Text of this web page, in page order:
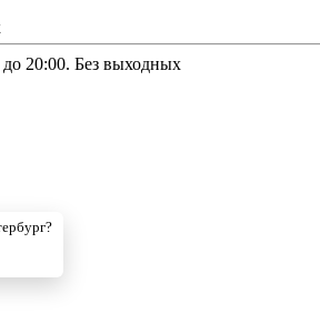
до 20:00. Без выходных
?